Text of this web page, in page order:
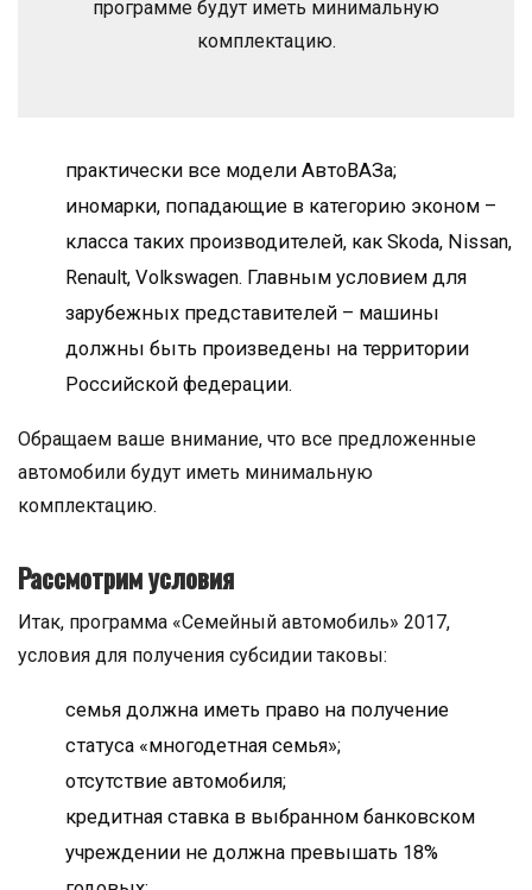
программе будут иметь минимальную
комплектацию.
практически все модели АвтоВАЗа;
иномарки, попадающие в категорию эконом –
класса таких производителей, как Skoda, Nissan,
Renault, Volkswagen. Главным условием для
зарубежных представителей – машины
должны быть произведены на территории
Российской федерации.
Обращаем ваше внимание, что все предложенные
автомобили будут иметь минимальную
комплектацию.
Рассмотрим условия
Итак, программа «Семейный автомобиль» 2017,
условия для получения субсидии таковы:
семья должна иметь право на получение
статуса «многодетная семья»;
отсутствие автомобиля;
кредитная ставка в выбранном банковском
учреждении не должна превышать 18%